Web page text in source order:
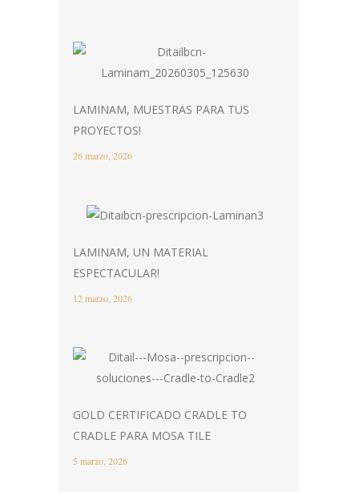
LAMINAM, MUESTRAS PARA TUS
PROYECTOS!
26 marzo, 2026
LAMINAM, UN MATERIAL
ESPECTACULAR!
12 marzo, 2026
GOLD CERTIFICADO CRADLE TO
CRADLE PARA MOSA TILE
5 marzo, 2026